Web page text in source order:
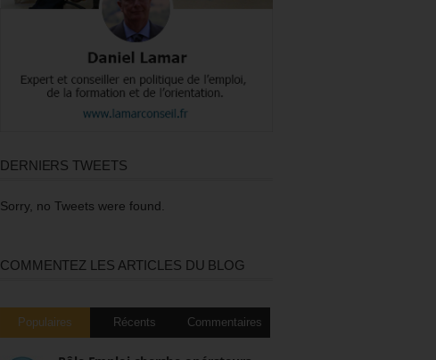
DERNIERS TWEETS
Sorry, no Tweets were found.
COMMENTEZ LES ARTICLES DU BLOG
Populaires Récents Commentaires